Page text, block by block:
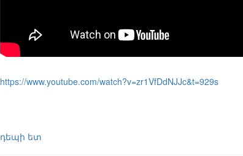
https://www.youtube.com/watch?v=zr1VfDdNJJc&t=929s
դեպի ետ